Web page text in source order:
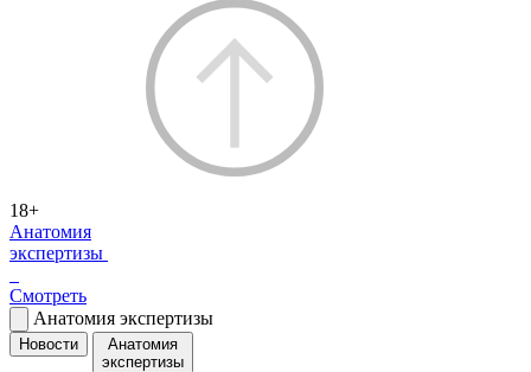
18+
Анатомия
экспертизы
Смотреть
Анатомия экспертизы
Новости
Анатомия
экспертизы